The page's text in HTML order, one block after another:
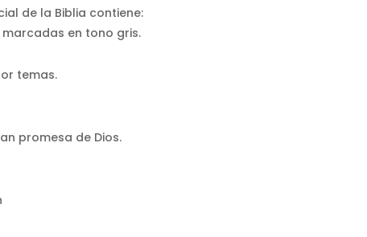
de la Biblia contiene:
marcadas en tono gris.
temas.
promesa de Dios.